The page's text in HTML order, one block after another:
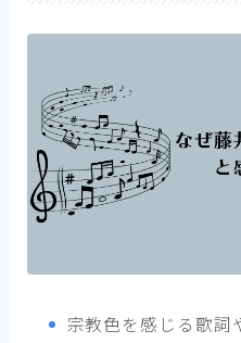
宗教色を感じる歌詞